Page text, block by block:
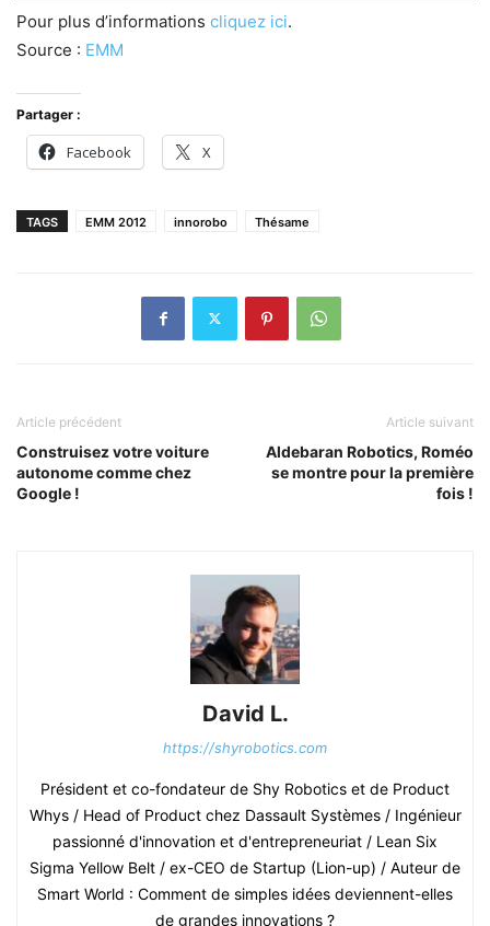
Pour plus d’informations cliquez ici.
Source : EMM
Partager :
Facebook X
TAGS EMM 2012 innorobo Thésame
Article précédent
Construisez votre voiture
autonome comme chez
Google !
Article suivant
Aldebaran Robotics, Roméo
se montre pour la première
fois !
David L.
https://shyrobotics.com
Président et co-fondateur de Shy Robotics et de Product
Whys / Head of Product chez Dassault Systèmes / Ingénieur
passionné d'innovation et d'entrepreneuriat / Lean Six
Sigma Yellow Belt / ex-CEO de Startup (Lion-up) / Auteur de
Smart World : Comment de simples idées deviennent-elles
de grandes innovations ?